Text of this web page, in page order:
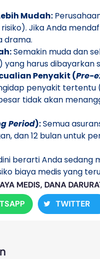
Mudah:
Jika Anda
drama.
Semakin muda dan
harus dibayarkan
Penyakit (Pre-
penyakit tertentu
tidak akan
Period):Semua
dan 12 bulan untuk
berarti Anda sedang
biaya medis yang
MEDIS, DANA
TWITTER